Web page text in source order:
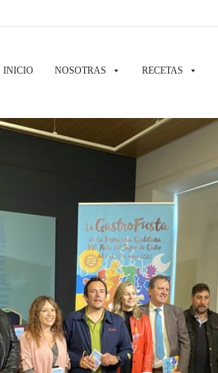
INICIO NOSOTRAS RECETAS